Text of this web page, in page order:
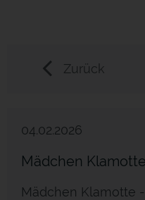
Zurück
04.02.2026
Mädchen
Mädchen Klamotte